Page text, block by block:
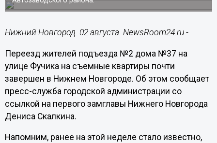
Нижний Новгород. 02 августа. NewsRoom24.ru -
Переезд жителей подъезда №2 дома №37 на
улице Фучика на съемные квартиры почти
завершен в Нижнем Новгороде. Об этом сообщает
пресс-служба городской администрации со
ссылкой на первого замглавы Нижнего Новгорода
Дениса Скалкина.
Напомним, ранее на этой неделе стало известно,